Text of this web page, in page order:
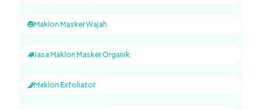
Maklon Masker Wajah
Jasa Maklon Masker Organik
Maklon Exfoliator